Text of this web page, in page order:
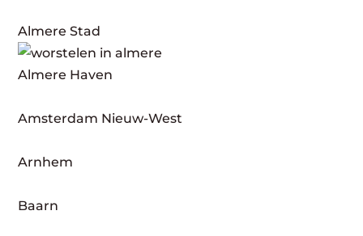
Almere Stad
Almere Haven
Amsterdam Nieuw-West
Arnhem
Baarn